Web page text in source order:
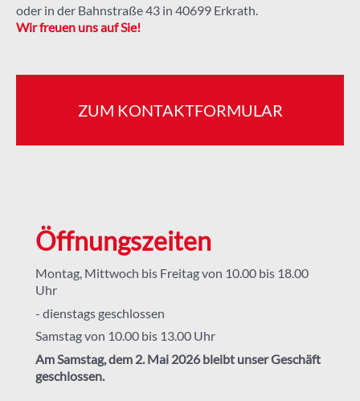
oder in der Bahnstraße 43 in 40699 Erkrath.
Wir freuen uns auf Sie!
ZUM KONTAKTFORMULAR
Öffnungszeiten
Montag, Mittwoch bis Freitag von 10.00 bis 18.00
Uhr
- dienstags geschlossen
Samstag von 10.00 bis 13.00 Uhr
Am Samstag, dem 2. Mai 2026 bleibt unser Geschäft
geschlossen.